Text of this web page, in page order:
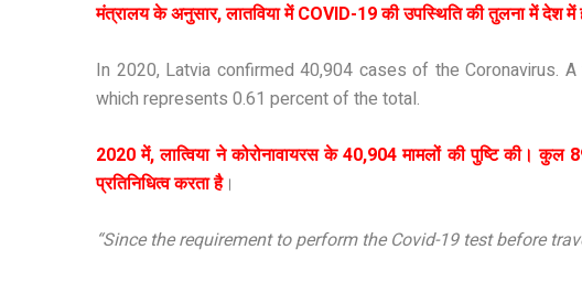
मंत्रालय के अनुसार, लातविया में COVID-19 की उपस्थिति की तुलना में देश में
In 2020, Latvia confirmed 40,904 cases of the Coronavirus.
which represents 0.61 percent of the total.
2020 में, लात्विया ने कोरोनावायरस के 40,904 मामलों की पुष्टि की।
प्रतिनिधित्व करता है।
“Since the requirement to perform the Covid-19 test before